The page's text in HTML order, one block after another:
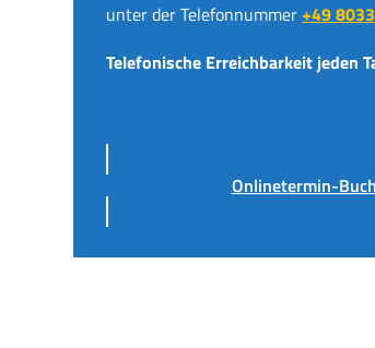
unter der Telefonnummer+49
Telefonische Erreichbarkeit jeden
Onlinetermin-